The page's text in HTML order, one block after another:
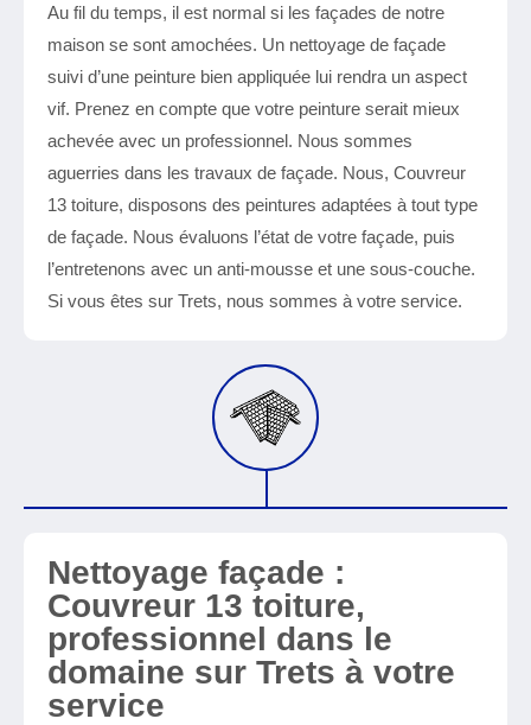
Au fil du temps, il est normal si les façades de notre
maison se sont amochées. Un nettoyage de façade
suivi d’une peinture bien appliquée lui rendra un aspect
vif. Prenez en compte que votre peinture serait mieux
achevée avec un professionnel. Nous sommes
aguerries dans les travaux de façade. Nous, Couvreur
13 toiture, disposons des peintures adaptées à tout type
de façade. Nous évaluons l’état de votre façade, puis
l’entretenons avec un anti-mousse et une sous-couche.
Si vous êtes sur Trets, nous sommes à votre service.
Nettoyage façade :
Couvreur 13 toiture,
professionnel dans le
domaine sur Trets à votre
service